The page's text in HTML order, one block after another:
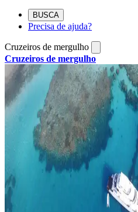
BUSCA
Precisa de ajuda?
Cruzeiros de mergulho
Cruzeiros de mergulho